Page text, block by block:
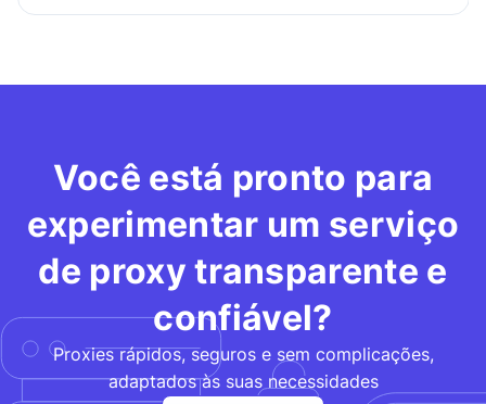
Você está pronto para
experimentar um serviço
de proxy transparente e
confiável?
Proxies rápidos, seguros e sem complicações,
adaptados às suas necessidades